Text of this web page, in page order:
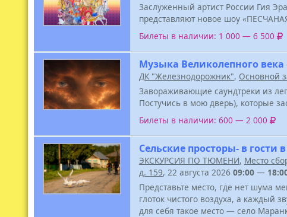
Заслуженный артист России Гия
представляют новое шоу
Билеты в наличии: 1 000 — 6 500
Музыка Великолепного века
ДК "Железнодорожник", Основной
Завораживающие саундтреки из
Постучись в мою дверь), которые
Билеты в наличии: 600 — 2 000
Сельские просторы- в гости
ЭКСКУРСИЯ ПО ТЮМЕНИ, Место
д. 159, 22 августа 2026 09:00 —
Представьте место, где нет шума
глоток чистого воздуха, а каждый
для себя такое место — село